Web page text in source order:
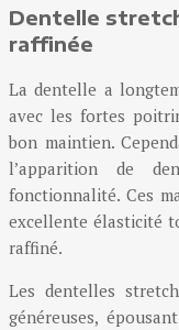
Dentelle
raffinée
La dentelle a
avec les fortes
bon maintien.
l’apparition de
fonctionnalité. Ces
excellente élasticité
raffiné.
Les dentelles
généreuses,